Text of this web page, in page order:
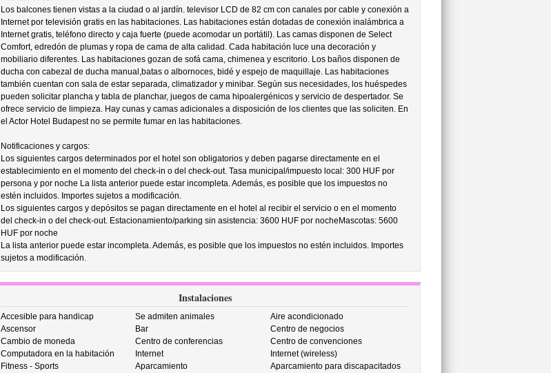
Los balcones tienen vistas a la ciudad o al jardín. televisor LCD de 82 cm con canales por cable y conexión a
Internet por televisión gratis en las habitaciones. Las habitaciones están dotadas de conexión inalámbrica a
Internet gratis, teléfono directo y caja fuerte (puede acomodar un portátil). Las camas disponen de Select
Comfort, edredón de plumas y ropa de cama de alta calidad. Cada habitación luce una decoración y
mobiliario diferentes. Las habitaciones gozan de sofá cama, chimenea y escritorio. Los baños disponen de
ducha con cabezal de ducha manual,batas o albornoces, bidé y espejo de maquillaje. Las habitaciones
también cuentan con sala de estar separada, climatizador y minibar. Según sus necesidades, los huéspedes
pueden solicitar plancha y tabla de planchar, juegos de cama hipoalergénicos y servicio de despertador. Se
ofrece servicio de limpieza. Hay cunas y camas adicionales a disposición de los clientes que las soliciten. En
el Actor Hotel Budapest no se permite fumar en las habitaciones.
Notificaciones y cargos:
Los siguientes cargos determinados por el hotel son obligatorios y deben pagarse directamente en el
establecimiento en el momento del check-in o del check-out. Tasa municipal/impuesto local: 300 HUF por
persona y por noche La lista anterior puede estar incompleta. Además, es posible que los impuestos no
estén incluidos. Importes sujetos a modificación.
Los siguientes cargos y depósitos se pagan directamente en el hotel al recibir el servicio o en el momento
del check-in o del check-out. Estacionamiento/parking sin asistencia: 3600 HUF por nocheMascotas: 5600
HUF por noche
La lista anterior puede estar incompleta. Además, es posible que los impuestos no estén incluidos. Importes
sujetos a modificación.
Instalaciones
Accesible para handicap Se admiten animales
Aire acondicionado
Ascensor
Bar
Centro de negocios
Cambio de moneda
Centro de conferencias
Centro de convenciones
Computadora en la habitación
Internet
Internet (wireless)
Fitness - Sports
Aparcamiento
Aparcamiento para discapacitados